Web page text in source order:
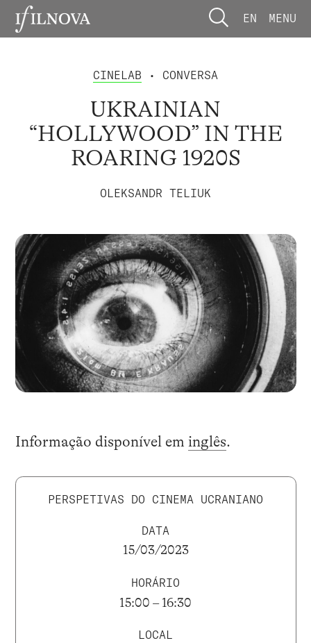
EN MENU
CINELAB • CONVERSA
UKRAINIAN
“HOLLYWOOD” IN THE
ROARING 1920S
OLEKSANDR TELIUK
Informação disponível em inglês.
PERSPETIVAS DO CINEMA UCRANIANO
DATA
15/03/2023
HORÁRIO
15:00 – 16:30
LOCAL